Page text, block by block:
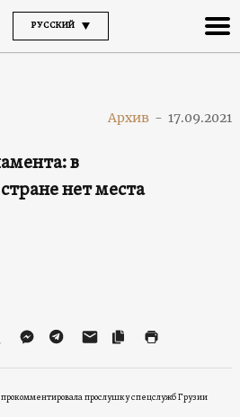
РУССКИЙ
Архив - 17.09.2021
в
нет места
прослушку спецслужб Грузии